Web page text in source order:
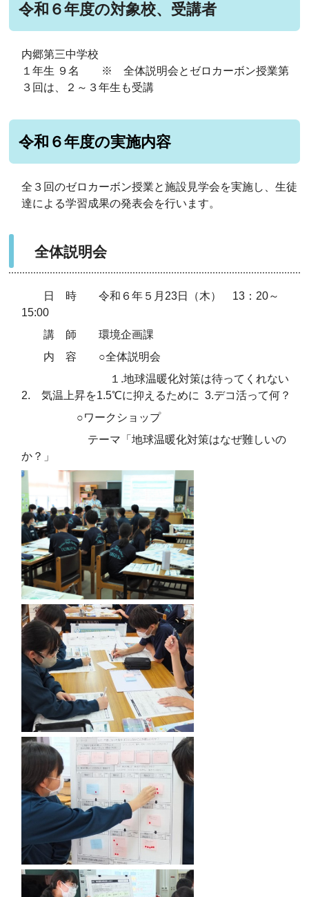
令和６年度の対象校、受講者
内郷第三中学校
１年生 ９名 ※ 全体説明会とゼロカーボン授業第
３回は、２～３年生も受講
令和６年度の実施内容
全３回のゼロカーボン授業と施設見学会を実施し、生徒
達による学習成果の発表会を行います。
全体説明会
日 時 令和６年５月23日（木） 13：20～
15:00
講 師 環境企画課
内 容 ○全体説明会
１.地球温暖化対策は待ってくれない
2. 気温上昇を1.5℃に抑えるために 3.デコ活って何？
○ワークショップ
テーマ「地球温暖化対策はなぜ難しいの
か？」